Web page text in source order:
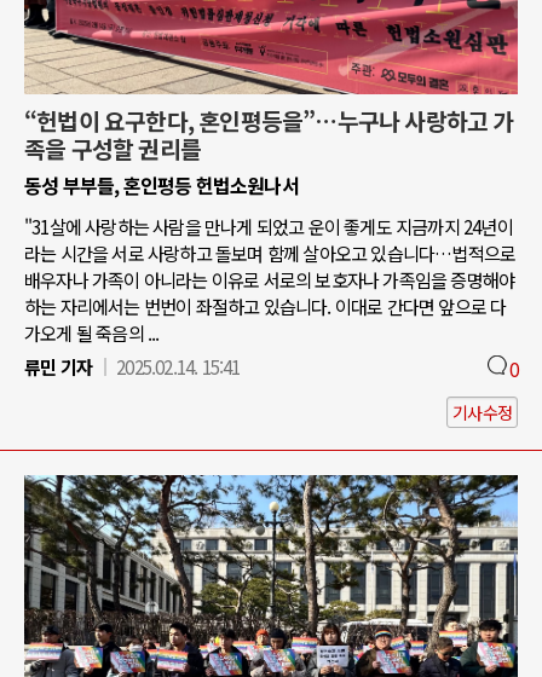
“헌법이 요구한다, 혼인평등을”…누구나 사랑하고 가
족을 구성할 권리를
동성 부부들, 혼인평등 헌법소원나서
"31살에 사랑하는 사람을 만나게 되었고 운이 좋게도 지금까지 24년이
라는 시간을 서로 사랑하고 돌보며 함께 살아오고 있습니다…법적으로
배우자나 가족이 아니라는 이유로 서로의 보호자나 가족임을 증명해야
하는 자리에서는 번번이 좌절하고 있습니다. 이대로 간다면 앞으로 다
가오게 될 죽음의 ...
류민 기자
2025.02.14. 15:41 0
기사수정